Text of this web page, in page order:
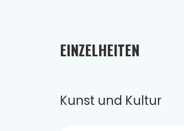
EINZELHEITEN
Kunst und Kultur